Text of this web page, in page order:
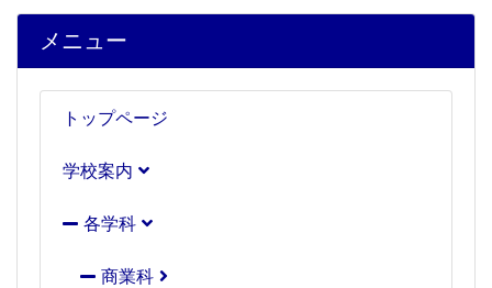
メニュー
トップページ
学校案内
各学科
商業科